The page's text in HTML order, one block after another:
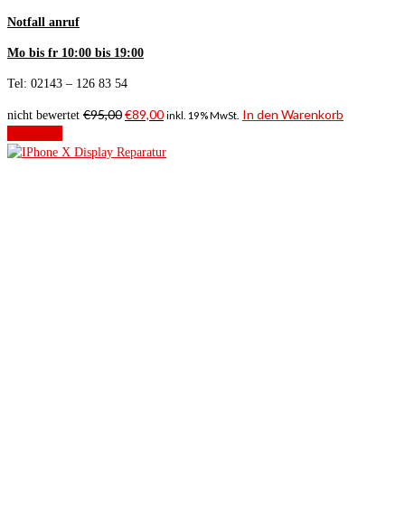
Notfall anruf
Mo bis fr 10:00 bis 19:00
Tel: 02143 – 126 83 54
nicht bewertet €95,00€89,00 inkl. 19% MwSt. In den Warenkorb